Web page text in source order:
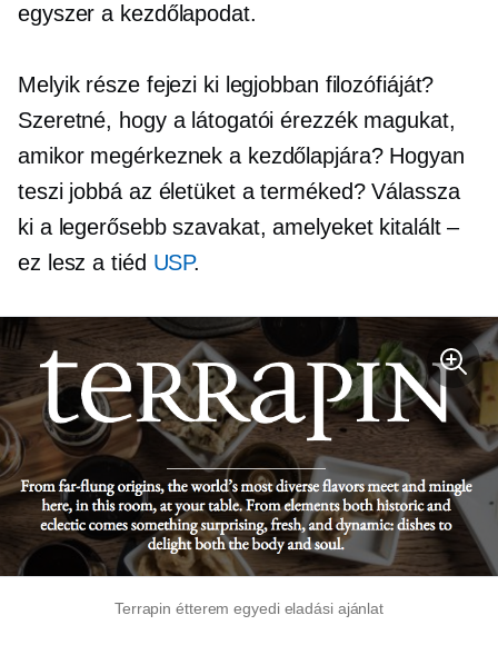
egyszer a kezdőlapodat.
Melyik része fejezi ki legjobban filozófiáját?
Szeretné, hogy a látogatói érezzék magukat,
amikor megérkeznek a kezdőlapjára? Hogyan
teszi jobbá az életüket a terméked? Válassza
ki a legerősebb szavakat, amelyeket kitalált –
ez lesz a tiéd USP.
Terrapin étterem egyedi eladási ajánlat